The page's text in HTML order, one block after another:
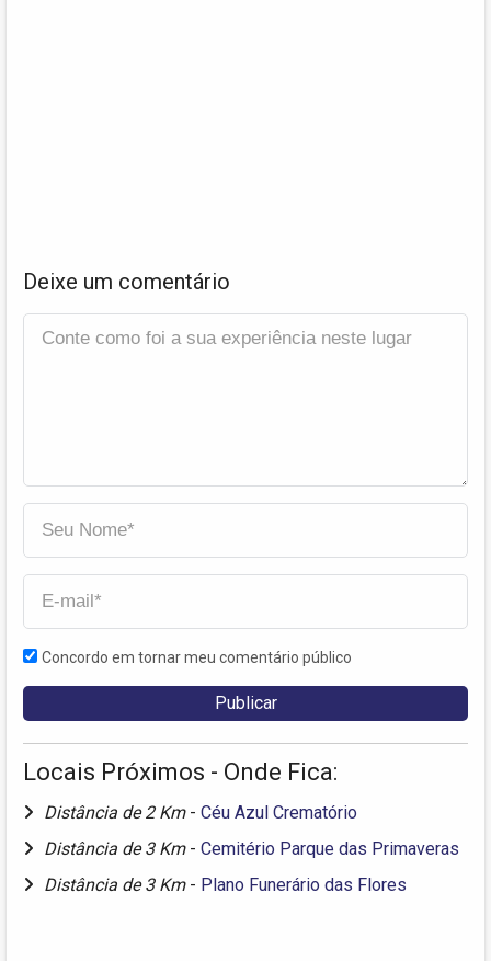
Deixe um comentário
Concordo em tornar meu comentário público
Locais Próximos - Onde Fica:
Distância de 2 Km - Céu Azul Crematório
Distância de 3 Km - Cemitério Parque das Primaveras
Distância de 3 Km - Plano Funerário das Flores